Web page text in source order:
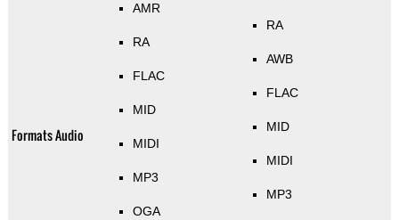
Formats Audio
AMR
RA
FLAC
MID
MIDI
MP3
OGA
RA
AWB
FLAC
MID
MIDI
MP3